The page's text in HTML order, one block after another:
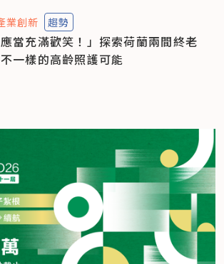
業創新 趨勢
應當充滿歡笑！」探索荷蘭兩間終老
一樣的高齡照護可能